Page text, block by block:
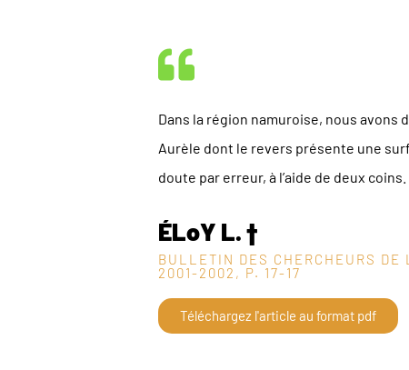
Dans la région namuroise, nous avons
Aurèle dont le revers présente une
doute par erreur, à l’aide de deux coins.
ÉLoY L. †
BULLETIN DES CHERCHEURS
2001-2002, P. 17-17
Téléchargez l'article au format pdf